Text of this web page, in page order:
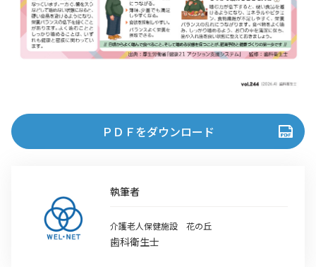
ＰＤＦをダウンロード
執筆者
介護老人保健施設 花の丘
歯科衛生士